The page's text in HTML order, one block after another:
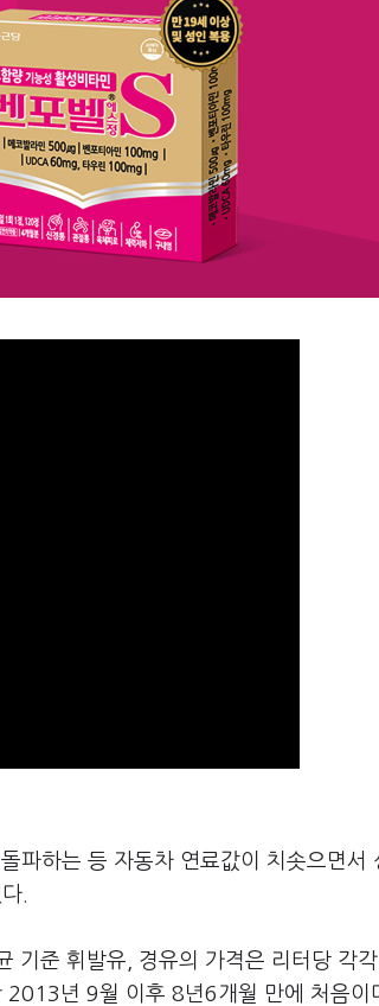
파하는 등 자동차 연료값이 치솟으면서
.
기준 휘발유, 경유의 가격은 리터당 각
년 9월 이후 8년6개월 만에 처음이